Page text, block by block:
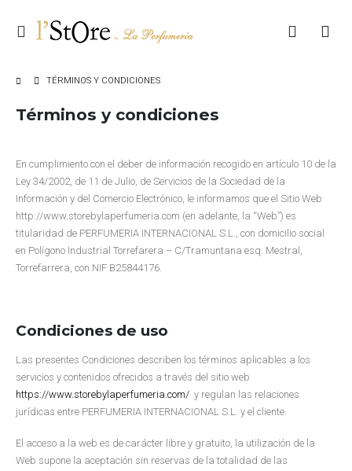
TÉRMINOS Y CONDICIONES
Términos y condiciones
En cumplimiento con el deber de información recogido en artículo 10 de la
Ley 34/2002, de 11 de Julio, de Servicios de la Sociedad de la
Información y del Comercio Electrónico, le informamos que el Sitio Web
http://www.storebylaperfumeria.com (en adelante, la “Web”) es
titularidad de PERFUMERIA INTERNACIONAL S.L., con domicilio social
en Polígono Industrial Torrefarera – C/Tramuntana esq. Mestral,
Torrefarrera, con NIF B25844176.
Condiciones de uso
Las presentes Condiciones describen los términos aplicables a los
servicios y contenidos ofrecidos a través del sitio web
https://www.storebylaperfumeria.com/ y regulan las relaciones
jurídicas entre PERFUMERIA INTERNACIONAL S.L. y el cliente.
El acceso a la web es de carácter libre y gratuito, la utilización de la
Web supone la aceptación sin reservas de la totalidad de las